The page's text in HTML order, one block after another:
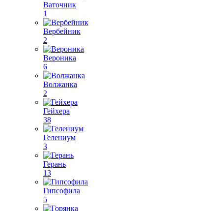
Ваточник
1
Вербейник
2
Вероника
6
Волжанка
2
Гейхера
38
Гелениум
3
Герань
13
Гипсофила
5